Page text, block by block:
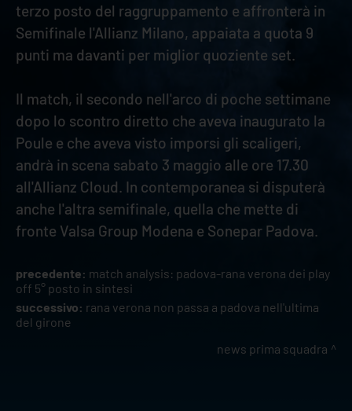
terzo posto del raggruppamento e affronterà in
Semifinale l'Allianz Milano, appaiata a quota 9
punti ma davanti per miglior quoziente set.
Il match, il secondo nell'arco di poche settimane
dopo lo scontro diretto che aveva inaugurato la
Poule e che aveva visto imporsi gli scaligeri,
andrà in scena sabato 3 maggio alle ore 17.30
all'Allianz Cloud. In contemporanea si disputerà
anche l'altra semifinale, quella che mette di
fronte Valsa Group Modena e Sonepar Padova.
precedente: match analysis: padova-rana verona dei play
off 5° posto in sintesi
successivo: rana verona non passa a padova nell'ultima
del girone
news prima squadra